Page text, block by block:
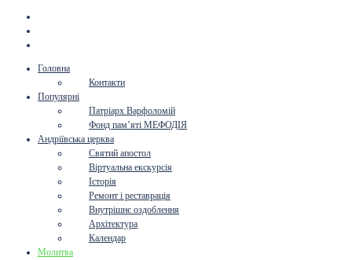
Головна
Контакти
Популярні
Патріарх Варфоломій
Фонд пам’яті МЕФОДІЯ
Андріївська церква
Святий апостол
Віртуальна екскурсія
Історія
Ремонт і реставрація
Внутрішнє оздоблення
Архітектура
Календар
Молитва